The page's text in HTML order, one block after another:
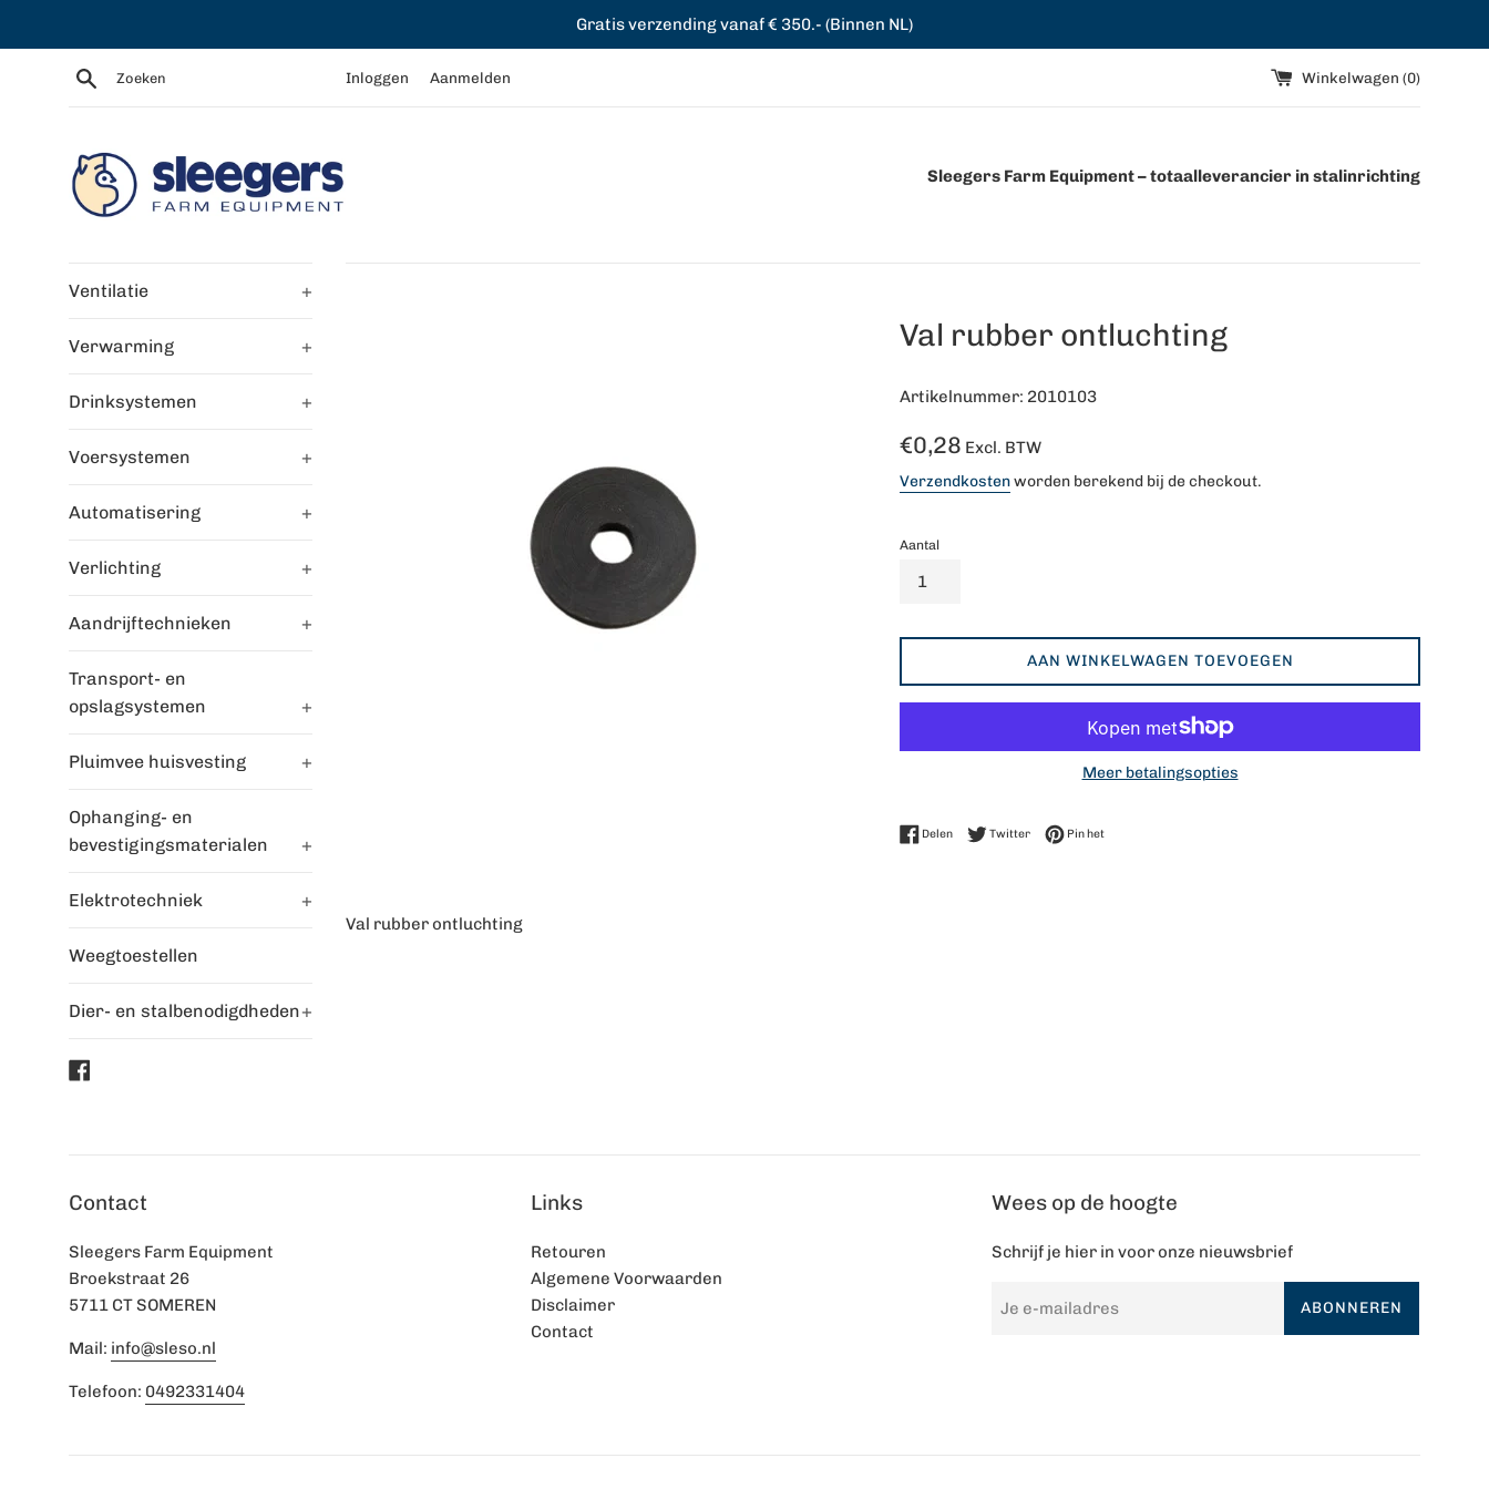
Gratis verzending vanaf € 350.- (Binnen NL)
Zoeken Inloggen Aanmelden Winkelwagen (0)
Sleegers Farm Equipment – totaalleverancier in stalinrichting
Ventilatie +
Verwarming +
Drinksystemen +
Voersystemen +
Automatisering +
Verlichting +
Aandrijftechnieken +
Transport- en
opslagsystemen
+
Pluimvee huisvesting +
Ophanging- en
bevestigingsmaterialen
+
Elektrotechniek +
Weegtoestellen
Dier- en stalbenodigdheden+
Val rubber ontluchting
Artikelnummer: 2010103
Normale
€0,28 Excl. BTW
Verzendkostenworden berekend bij de checkout.
Aantal
AAN WINKELWAGEN TOEVOEGEN
Meer betalingsopties
DelenDelen op Facebook
TwitterTwitteren op Twitter
Pin hetPinnen op Pinterest
Val rubber ontluchting
Contact
Sleegers Farm Equipment
Broekstraat 26
5711 CT SOMEREN
Mail: info@sleso.nl
Telefoon: 0492331404
Links
Retouren
Algemene Voorwaarden
Disclaimer
Contact
Wees op de hoogte
Schrijf je hier in voor onze nieuwsbrief
ABONNEREN